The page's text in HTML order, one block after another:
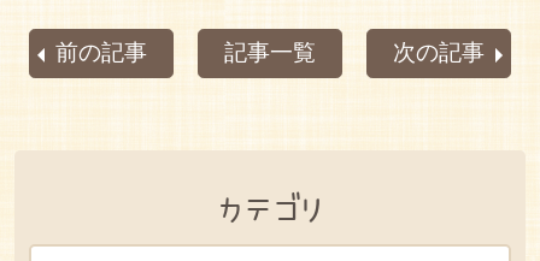
前の記事 記事一覧 次の記事
カテゴリ